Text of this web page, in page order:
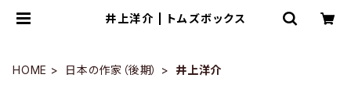
井上洋介 | トムズボックス
HOME 日本の作家（後期） 井上洋介